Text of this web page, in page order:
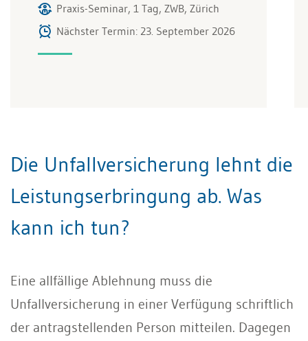
Praxis-Seminar, 1 Tag, ZWB, Zürich
Nächster Termin: 23. September 2026
Die Unfallversicherung lehnt die
Leistungserbringung ab. Was
kann ich tun?
Eine allfällige Ablehnung muss die
Unfallversicherung in einer Verfügung schriftlich
der antragstellenden Person mitteilen. Dagegen